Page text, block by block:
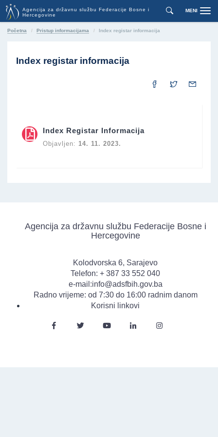
Agencija za državnu službu Federacije Bosne i
Hercegovine
MENI
Početna Pristup informacijama Index registar informacija
Index registar informacija
Index Registar Informacija
Objavljen: 14. 11. 2023.
Agencija za državnu službu Federacije Bosne i
Hercegovine
Kolodvorska 6, Sarajevo
Telefon: + 387 33 552 040
e-mail:info@adsfbih.gov.ba
Radno vrijeme: od 7:30 do 16:00 radnim danom
Korisni linkovi